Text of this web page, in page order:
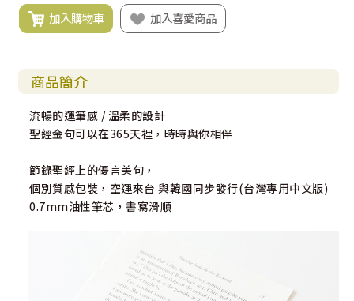
加入購物車 加入喜愛商品
商品簡介
流暢的運筆感 / 溫柔的設計
聖經金句可以在365天裡，時時與你相伴
節錄聖經上的優言美句，
個別質感包裝，空運來台 與韓國同步發行(台灣專用中文版)
0.7mm油性筆芯，書寫滑順